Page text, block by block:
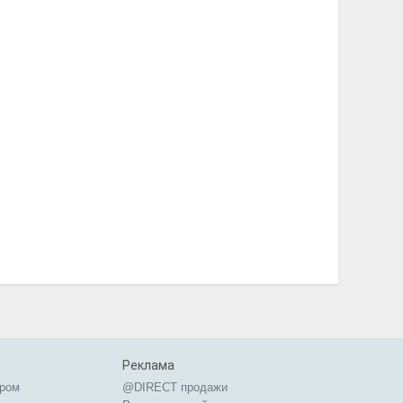
Тамбовская область
Тюменская область
Ульяновская область
Реклама
@DIRECT продажи